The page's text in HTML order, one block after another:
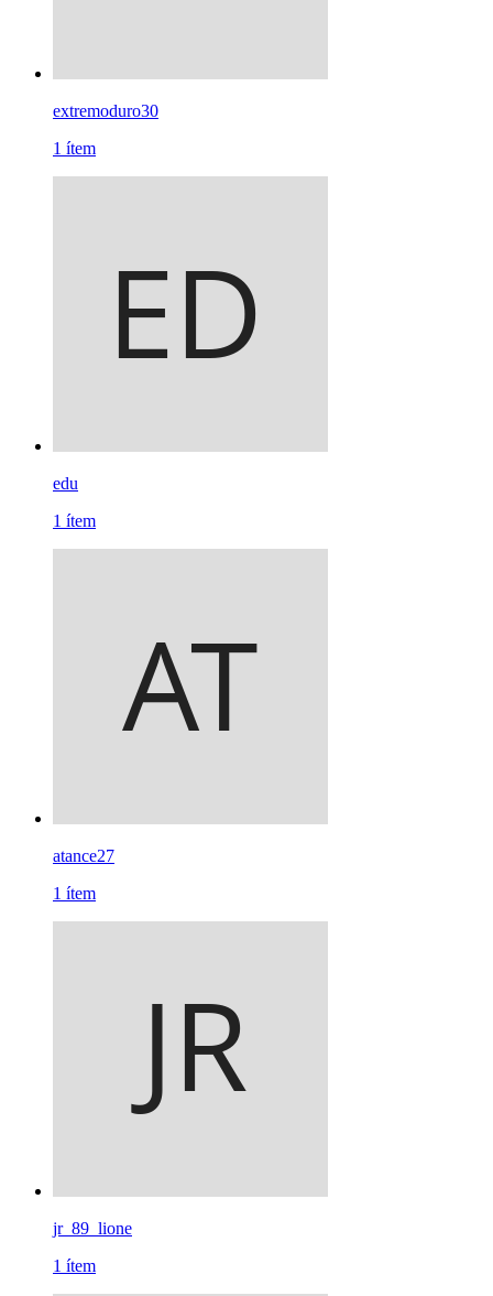
extremoduro30
1 ítem
edu
1 ítem
atance27
1 ítem
jr_89_lione
1 ítem